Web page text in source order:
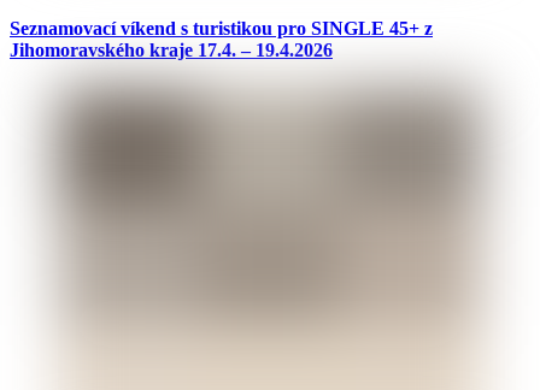
Seznamovací víkend s turistikou pro SINGLE 45+ z
Jihomoravského kraje 17.4. – 19.4.2026